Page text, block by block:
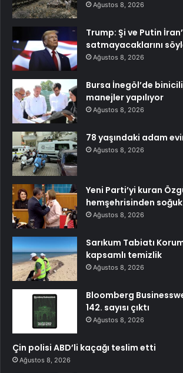
Ağustos 8, 2026
Trump: Şi ve Putin
satmayacaklarını
Ağustos 8, 2026
Bursa İnegöl’de
manejler yapılıyor
Ağustos 8, 2026
78 yaşındaki adam
Ağustos 8, 2026
Yeni Parti’yi kuran
hemşehrisinden
Ağustos 8, 2026
Sarıkum Tabiatı
kapsamlı temizlik
Ağustos 8, 2026
Bloomberg
142. sayısı çıktı
Ağustos 8, 2026
Çin polisi ABD’li kaçağı teslim etti
Ağustos 8, 2026